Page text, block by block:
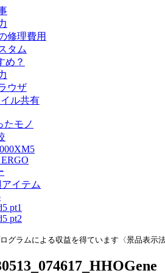
修理費用
タム
め？
ウザ
ル共有
たモノ
アイテム
pt1
pt2
グラムによる収益を得ています〈景品表示